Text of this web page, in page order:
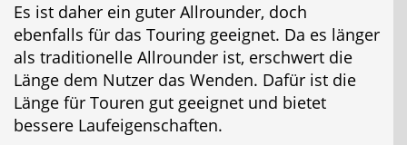
Es ist daher ein guter Allrounder, doch
ebenfalls für das Touring geeignet. Da es länger
als traditionelle Allrounder ist, erschwert die
Länge dem Nutzer das Wenden. Dafür ist die
Länge für Touren gut geeignet und bietet
bessere Laufeigenschaften.